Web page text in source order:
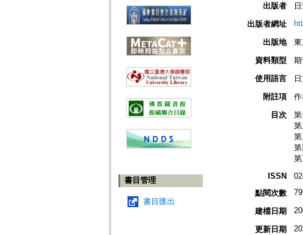
書目管理
書目匯出
出版者
出版者網址
出版地
資料類型
使用語言
附註項
目次
ISSN
點閱次數
建檔日期
更新日期